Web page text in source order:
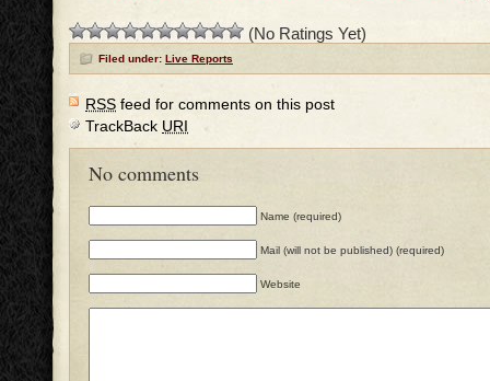
(No Ratings Yet)
Filed under: Live Reports
RSS feed for comments on this post
TrackBack URI
No comments
Name (required)
Mail (will not be published) (required)
Website